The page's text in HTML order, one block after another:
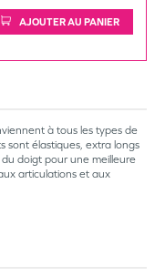
AJOUTER AU PANIER
à tous les types de
sont élastiques, extra longs
doigt pour une meilleure
articulations et aux